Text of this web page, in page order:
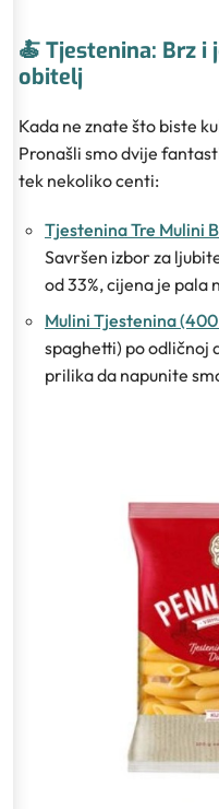
🍝 Tjestenina: Brz
obitelj
Kada ne znate što biste
Pronašli smo dvije
tek nekoliko centi:
Tjestenina Tre Mulini
Savršen izbor za
od 33%, cijena je pala
Mulini Tjestenina (400
spaghetti) po odličnoj
prilika da napunite